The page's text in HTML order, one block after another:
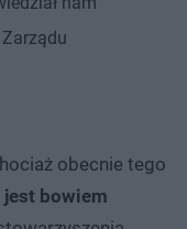
obecnie tego
jest bowiem